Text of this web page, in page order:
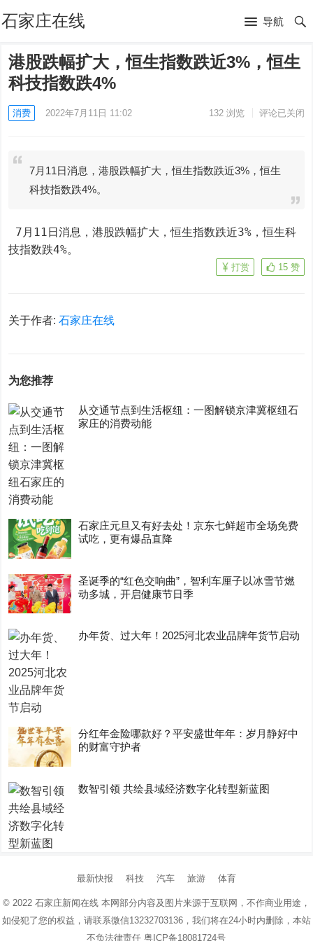
石家庄在线 导航
港股跌幅扩大，恒生指数跌近3%，恒生
科技指数跌4%
消费 2022年7月11日 11:02 132浏览 评论已关闭
7月11日消息，港股跌幅扩大，恒生指数跌近3%，恒生
科技指数跌4%。
技指数跌4%。
15 赞
打赏
关于作者:石家庄在线
为您推荐
从交通节点到生活枢纽：一图解锁京津冀枢纽石
家庄的消费动能
石家庄元旦又有好去处！京东七鲜超市全场免费
试吃，更有爆品直降
圣诞季的“红色交响曲”，智利车厘子以冰雪节燃
动多城，开启健康节日季
办年货、过大年！2025河北农业品牌年货节启动
分红年金险哪款好？平安盛世年年：岁月静好中
的财富守护者
数智引领 共绘县域经济数字化转型新蓝图
最新快报 科技 汽车 旅游 体育
© 2022 石家庄新闻在线本网部分内容及图片来源于互联网，不作商业用途，
如侵犯了您的权益，请联系微信13232703136，我们将在24小时内删除，本站
不负法律责任粤ICP备18081724号